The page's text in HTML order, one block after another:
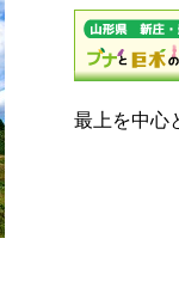
最上を中心